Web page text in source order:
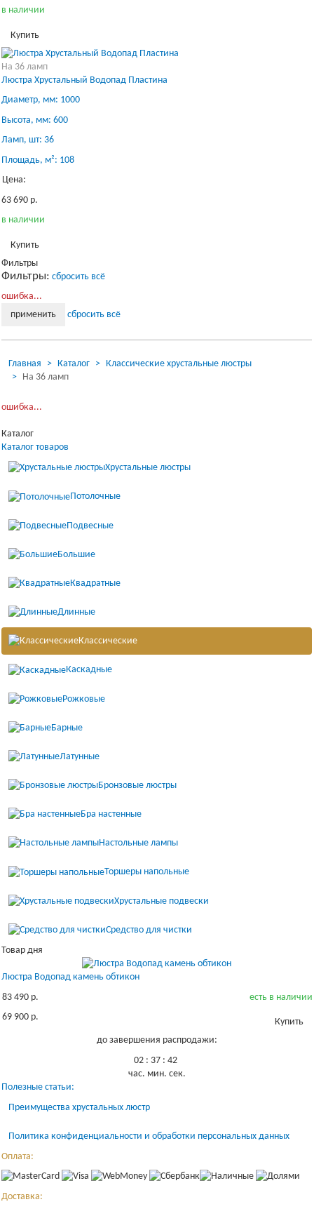
в наличии
Купить
На 36 ламп
Люстра Хрустальный Водопад Пластина
Диаметр, мм: 1000
Высота, мм: 600
Ламп, шт: 36
Площадь, м²: 108
Цена:
63 690 р.
в наличии
Купить
Фильтры
Фильтры: сбросить всё
Загрузка...
ошибка...
применить
сбросить всё
Главная Каталог
Классические хрустальные люстры
На 36 ламп
Загрузка...
ошибка...
Каталог
Каталог товаров
Хрустальные люстры
Потолочные
Подвесные
Большие
Квадратные
Длинные
Классические
Каскадные
Рожковые
Барные
Латунные
Бронзовые люстры
Бра настенные
Настольные лампы
Торшеры напольные
Хрустальные подвески
Средство для чистки
Товар дня
Люстра Водопад камень обтикон
83 490 р.
69 900 р.
есть в наличии
Купить
до завершения распродажи:
02 : 37 : 42
час. мин. сек.
Полезные статьи:
Преимущества хрустальных люстр
Политика конфиденциальности и обработки персональных данных
Оплата:
Доставка: